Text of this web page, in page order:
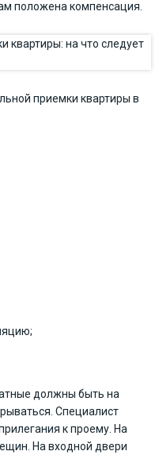
положена компенсация.
приемки квартиры в
должны быть на
Специалист
к проему. На
На входной двери